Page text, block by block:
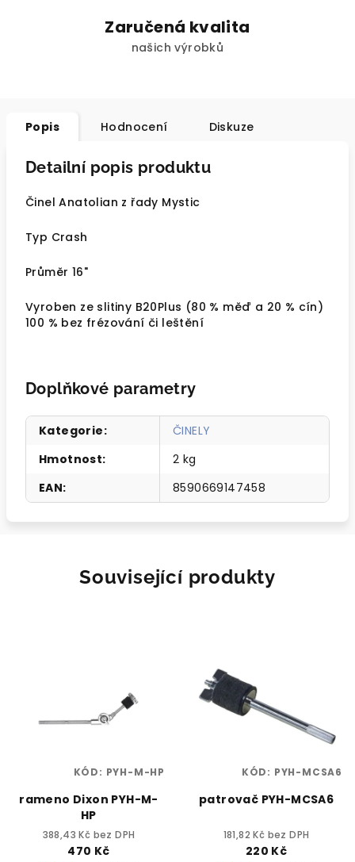
Zaručená kvalita
našich výrobků
Popis Hodnocení Diskuze
Detailní popis produktu
Činel Anatolian z řady Mystic
Typ Crash
Průměr 16"
Vyroben ze slitiny B20Plus (80 % měď a 20 % cín)
100 % bez frézování či leštění
Doplňkové parametry
Kategorie:
ČINELY
Hmotnost:
2 kg
EAN: 8590669147458
Související produkty
rameno Dixon PYH-M-
HP
388,43 Kč bez DPH
470 Kč
KÓD: PYH-M-HP
patrovač PYH-MCSA6
181,82 Kč bez DPH
220 Kč
KÓD: PYH-MCSA6